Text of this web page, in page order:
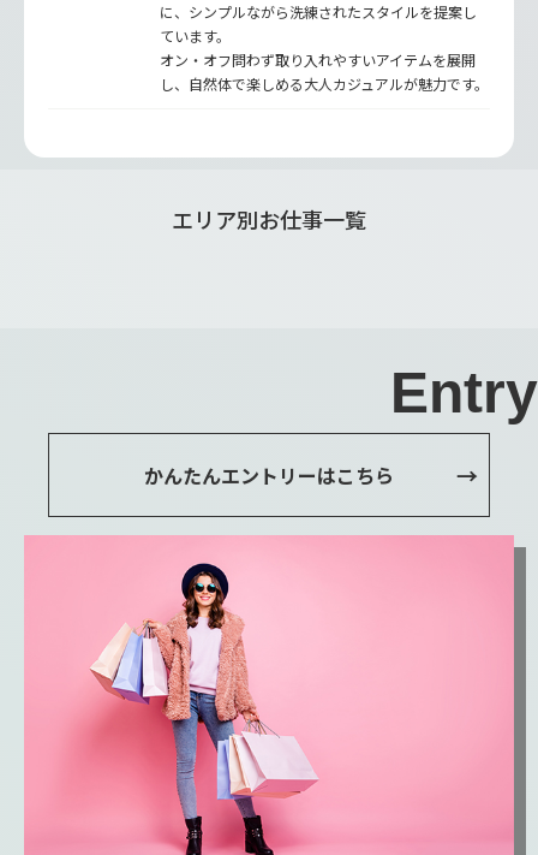
に、シンプルながら洗練されたスタイルを提案し
ています。
オン・オフ問わず取り入れやすいアイテムを展開
し、自然体で楽しめる大人カジュアルが魅力です。
エリア別お仕事一覧
Entry
かんたんエントリーはこちら